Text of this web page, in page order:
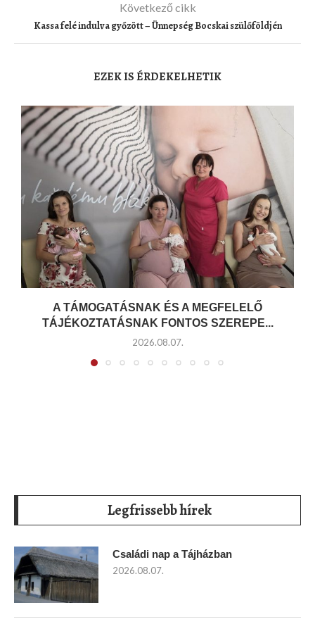
Következő cikk
Kassa felé indulva győzött – Ünnepség Bocskai szülőföldjén
EZEK IS ÉRDEKELHETIK
A TÁMOGATÁSNAK ÉS A MEGFELELŐ
TÁJÉKOZTATÁSNAK FONTOS SZEREPE...
2026.08.07.
Legfrissebb hírek
Családi nap a Tájházban
2026.08.07.